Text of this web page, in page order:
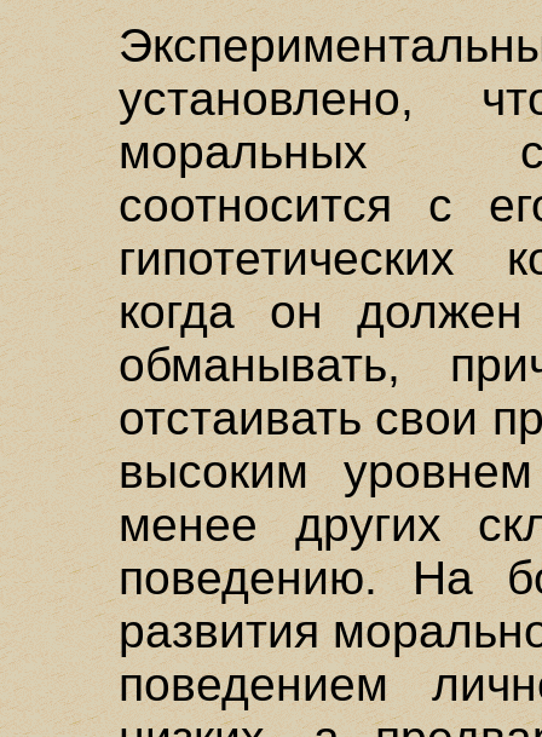
установлено,
моральных
соотносится с
гипотетических
когда он
обманывать,
отстаивать свои
высоким
менее других
поведению. На
развития
поведением